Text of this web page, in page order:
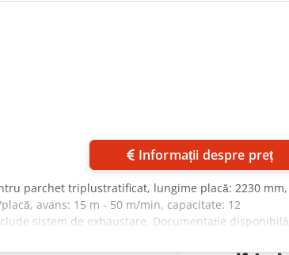
Informații despre preț
parchet triplustratificat, lungime placă: 2230 mm,
avans: 15 m - 50 m/min, capacitate: 12
sistem de exhaustare. Documentație disponibilă.